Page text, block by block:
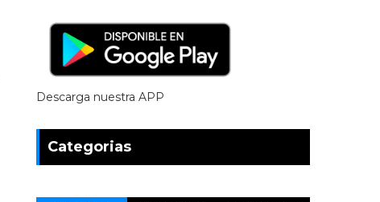
Descarga nuestra APP
Categorias